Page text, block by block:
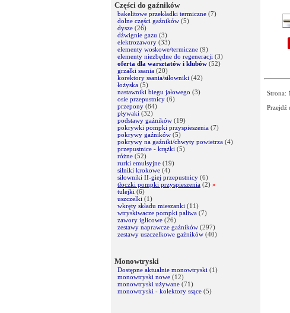
Części do gaźników
bakelitowe przekładki termiczne (7)
dolne części gaźników (5)
dysze (26)
dźwignie gazu (3)
elektrozawory (33)
elementy woskowe/termiczne (9)
elementy niezbędne do regeneracji (3)
oferta dla warsztatów i klubów (52)
grzałki ssania (20)
korektory ssania/siłowniki (42)
łożyska (5)
nastawniki biegu jałowego (3)
osie przepustnicy (6)
przepony (84)
pływaki (32)
podstawy gaźników (19)
pokrywki pompki przyspieszenia (7)
pokrywy gaźników (5)
pokrywy na gaźniki/chwyty powietrza (4)
przepustnice - krążki (5)
różne (52)
rurki emulsyjne (19)
silniki krokowe (4)
siłowniki II-giej przepustnicy (6)
tłoczki pompki przyspieszenia (2) »
tulejki (6)
uszczelki (1)
wkręty składu mieszanki (11)
wtryskiwacze pompki paliwa (7)
zawory iglicowe (26)
zestawy naprawcze gaźników (297)
zestawy uszczelkowe gaźników (40)
Monowtryski
Dostępne aktualnie monowtryski (1)
monowtryski nowe (12)
monowtryski używane (71)
monowtryski - kolektory ssące (5)
Strona:
Przejdź